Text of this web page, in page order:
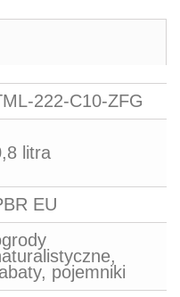
222-C10-ZFG
litra
EU
pojemniki